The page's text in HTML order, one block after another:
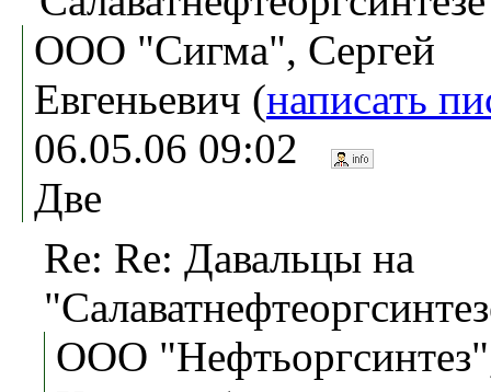
ООО "Сигма", Сергей
Евгеньевич (написать
06.05.06 09:02
Две
Re: Re: Давальцы на
ООО